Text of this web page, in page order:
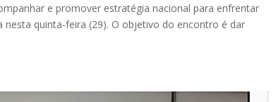
e promover estratégia nacional para enfrentar
quinta-feira (29). O objetivo do encontro é dar